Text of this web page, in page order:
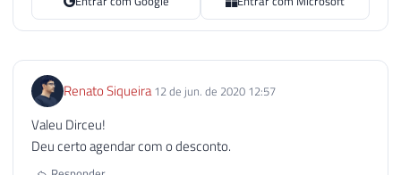
Renato Siqueira 12 de jun. de 2020 12:57
Valeu Dirceu!
Deu certo agendar com o desconto.